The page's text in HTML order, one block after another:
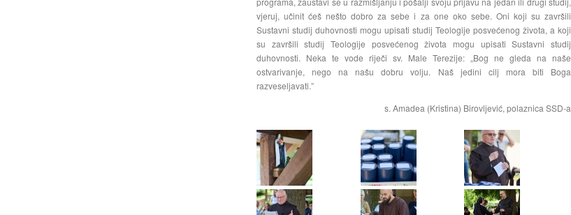
vjeruj, učinit ćeš nešto dobro za sebe i za one oko sebe. Oni koji su završili
Sustavni studij duhovnosti mogu upisati studij Teologije posvećenog života, a koji
su završili studij Teologije posvećenog života mogu upisati Sustavni studij
duhovnosti. Neka te vode riječi sv. Male Terezije: „Bog ne gleda na naše
ostvarivanje, nego na našu dobru volju. Naš jedini cilj mora biti Boga
razveseljavati.”
s. Amadea (Kristina) Birovljević, polaznica SSD-a